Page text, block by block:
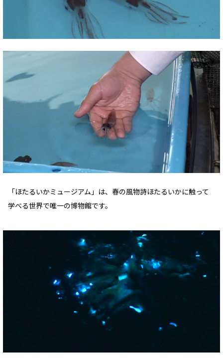
「ほたるいかミュージアム」は、春の風物詩ほたるいかに触って
学べる世界で唯一の博物館です。